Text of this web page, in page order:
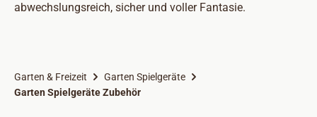
abwechslungsreich, sicher und voller Fantasie.
Garten & Freizeit
Garten Spielgeräte
Garten Spielgeräte Zubehör